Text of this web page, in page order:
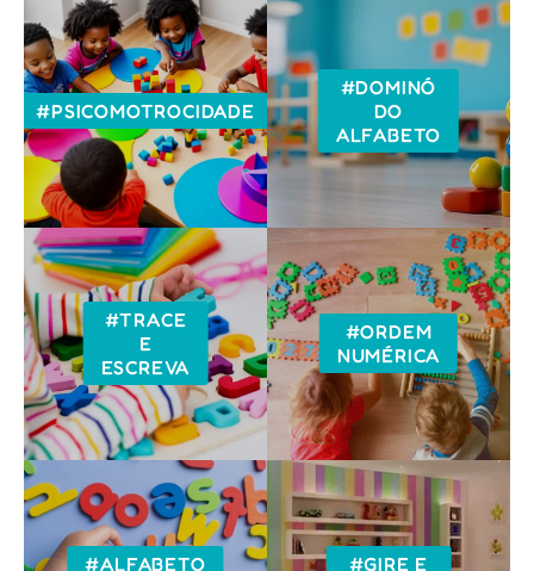
#PSICOMOTROCIDADE
#DOMINÓ
DO
ALFABETO
#TRACE
E
ESCREVA
#ORDEM
NUMÉRICA
#ALFABETO #GIRE E